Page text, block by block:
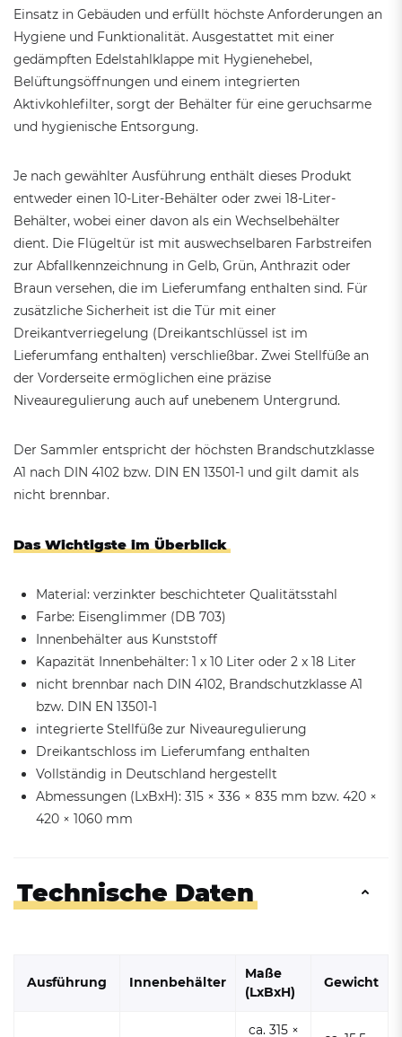
Einsatz in Gebäuden und erfüllt höchste Anforderungen an
Hygiene und Funktionalität. Ausgestattet mit einer
gedämpften Edelstahlklappe mit Hygienehebel,
Belüftungsöffnungen und einem integrierten
Aktivkohlefilter, sorgt der Behälter für eine geruchsarme
und hygienische Entsorgung.
Je nach gewählter Ausführung enthält dieses Produkt
entweder einen 10-Liter-Behälter oder zwei 18-Liter-
Behälter, wobei einer davon als ein Wechselbehälter
dient. Die Flügeltür ist mit auswechselbaren Farbstreifen
zur Abfallkennzeichnung in Gelb, Grün, Anthrazit oder
Braun versehen, die im Lieferumfang enthalten sind. Für
zusätzliche Sicherheit ist die Tür mit einer
Dreikantverriegelung (Dreikantschlüssel ist im
Lieferumfang enthalten) verschließbar. Zwei Stellfüße an
der Vorderseite ermöglichen eine präzise
Niveauregulierung auch auf unebenem Untergrund.
Der Sammler entspricht der höchsten Brandschutzklasse
A1 nach DIN 4102 bzw. DIN EN 13501-1 und gilt damit als
nicht brennbar.
Das Wichtigste im Überblick
Material: verzinkter beschichteter Qualitätsstahl
Farbe: Eisenglimmer (DB 703)
Innenbehälter aus Kunststoff
Kapazität Innenbehälter: 1 x 10 Liter oder 2 x 18 Liter
nicht brennbar nach DIN 4102, Brandschutzklasse A1
bzw. DIN EN 13501-1
integrierte Stellfüße zur Niveauregulierung
Dreikantschloss im Lieferumfang enthalten
Vollständig in Deutschland hergestellt
Abmessungen (LxBxH): 315 × 336 × 835 mm bzw. 420 ×
420 × 1060 mm
Technische Daten
Ausführung Innenbehälter
Maße
(LxBxH)
Gewicht
ca. 315 ×